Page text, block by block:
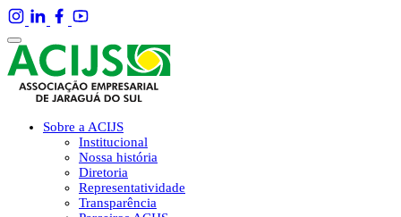
Sobre a ACIJS
Institucional
Nossa história
Diretoria
Representatividade
Transparência